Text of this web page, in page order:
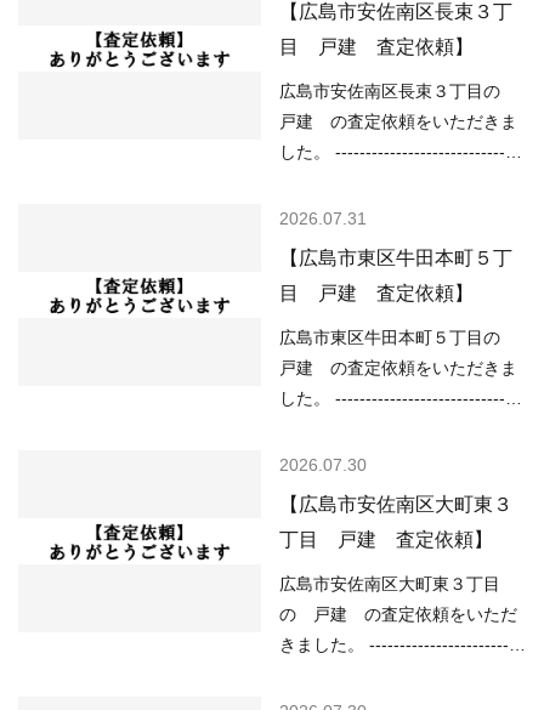
で不動産を買いやすい ○売り物
件が少なく、物件を探している
人が多い などの状況ですので、
「不動産売却のやり方によって
は高く売却しやすい」…
該当なし （高潮）予想浸水深さ
1m以上2m未満 （内水）該当な
し （津波）浸水想定深さ0.01ｍ
以上0.3ｍ未満 ---------------------
----------------------------------------
については、 ○住宅ローンが低
り物件が少なく、物件を探して
いる人が多い などの状況ですの
で、 「不動産売却のやり方によ
っては高く売却しやすい」状況
といってよいと思い…
【広島市安佐南区長束３丁
目 戸建 査定依頼】
広島市安佐南区長束３丁目の
戸建 の査定依頼をいただきま
した。 -------------------------------
------ （用途地域）第一種住居地
（土砂災害）該当なし （洪水）
浸水想定深さ0.5～3.0ｍ未満の
区域 （高潮）該当なし （内
水）該当なし （津波）該当なし
----------------------------------------
在の不動産市況については、 ○
買いやすい ○売り物件が少な
く、物件を探している人が多い
などの状況ですので、 「不動産
売却のやり方によっては高く売
却しやすい」状況…
2026.07.31
【広島市東区牛田本町５丁
目 戸建 査定依頼】
広島市東区牛田本町５丁目の
戸建 の査定依頼をいただきま
した。 -------------------------------
------ （用途地域）第一種住居地
害）該当なし （洪水）浸水想定
深さ0.5～3.0ｍ未満の区域 （高
潮）該当なし （内水）浸水想定
深さ0.01ｍ以上 （津波）該当な
し -------------------------------------
現在の不動産市況については、
2026.07.30
【広島市安佐南区大町東３
丁目 戸建 査定依頼】
広島市安佐南区大町東３丁目
の 戸建 の査定依頼をいただ
きました。 -------------------------
------------ （用途地域）第一種